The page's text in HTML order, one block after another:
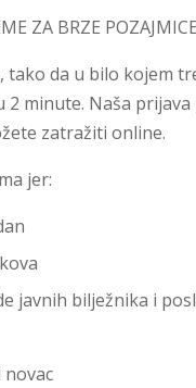
ZA BRZE
tako da u bilo kojem
2 minute. Naša
zatražiti online.
jer:
javnih bilježnika i
novac